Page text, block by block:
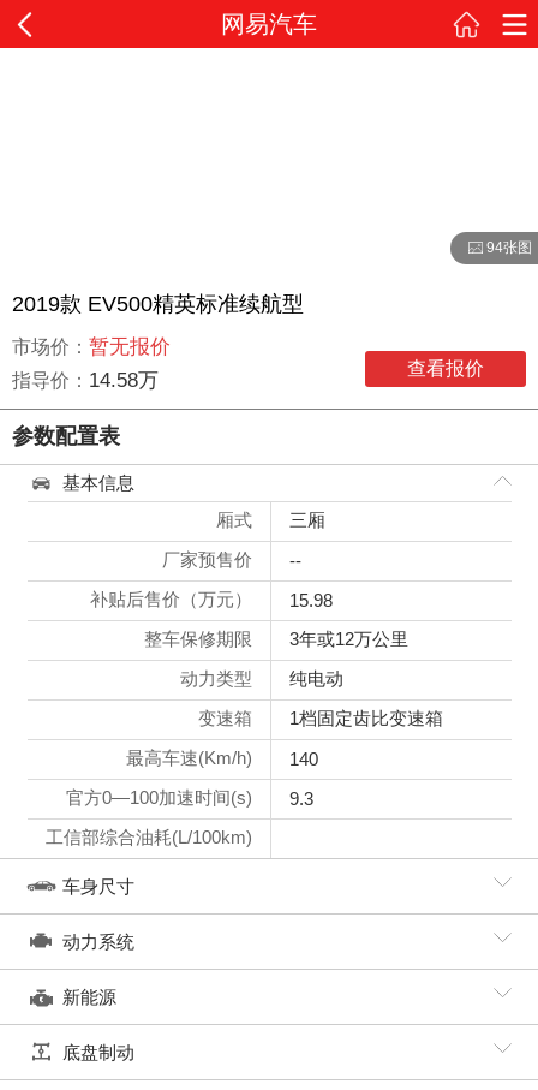
网易汽车
94张图
2019款 EV500精英标准续航型
市场价： 暂无报价
指导价： 14.58万
查看报价
参数配置表
基本信息
厢式
三厢
厂家预售价
--
补贴后售价（万元）
15.98
整车保修期限
3年或12万公里
动力类型
纯电动
变速箱
1档固定齿比变速箱
最高车速(Km/h)
140
官方0—100加速时间(s)
9.3
工信部综合油耗(L/100km)
车身尺寸
动力系统
新能源
底盘制动